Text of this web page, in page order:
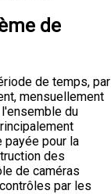
de
de temps, par
mensuellement
du
payée pour la
des
de caméras
par les